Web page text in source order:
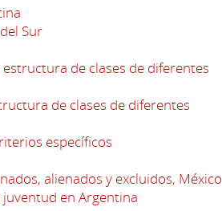
Sur
de clases de diferentes
de clases de diferentes
específicos
alienados y excluidos, México
en Argentina